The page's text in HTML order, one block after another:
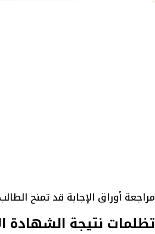
مراجعة أوراق الإجابة قد تمنح